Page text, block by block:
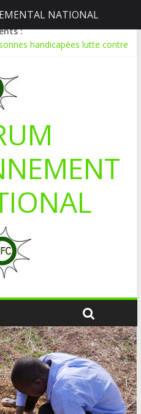
7, 2026
:
handicapées lutte contre
STAGE EN
: Benbere montre la voie
de catastrophe nationale
jeunes à la protection de
NATIONAL